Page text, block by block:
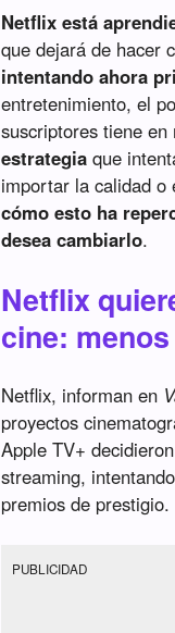
Netflix está
que dejará de hacer
intentando ahora
entretenimiento, el
suscriptores tiene
estrategia que
importar la calidad o
cómo esto ha
desea cambiarlo.
Netflix
cine:
Netflix, informan en
proyectos
Apple TV+
streaming,
premios de prestigio.
PUBLICIDAD